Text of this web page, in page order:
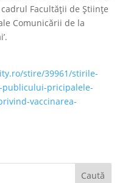
cadrul Facultăţii de Ştiinţe
Comunicării de la
stire/39961/stirile-
publicului-pricipalele-
vaccinarea-
Caută